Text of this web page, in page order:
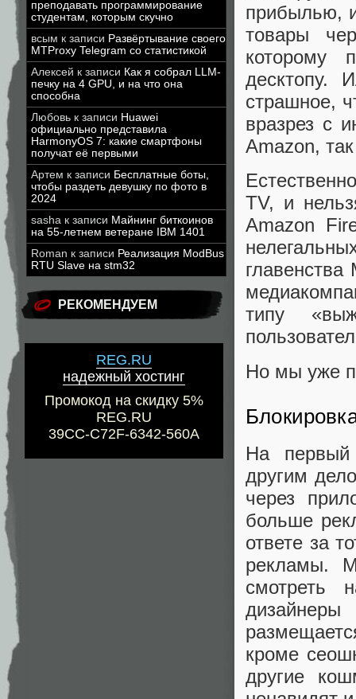
преподавать программирование
студентам, которым скучно
всым к записи Развёртывание своего
MTProxy Telegram со статистикой
Алексей к записи Как я собрал LLM-
печку на 4 GPU, и на что она
способна
Любовь к записи Huawei
официально представила
HarmonyOS 7: какие смартфоны
получат её первыми
Артем к записи Бесплатные боты,
чтобы раздеть девушку по фото в
2024
sasha к записи Майнинг биткоинов
на 55-летнем ветеране IBM 1401
Roman к записи Реализация ModBus
RTU Slave на stm32
РЕКОМЕНДУЕМ
REG.RU
надежный хостинг
Промокод на скидку 5%
REG.RU
39CC-C72F-6342-560A
прибылью,
товары
которому
десктопу.
страшное,
вразрез с
Amazon,
TV, и
Amazon
главенства
типу
Но мы уже
На первый
другим
через
больше
ответе за
рекламы.
смотреть
кроме
другие